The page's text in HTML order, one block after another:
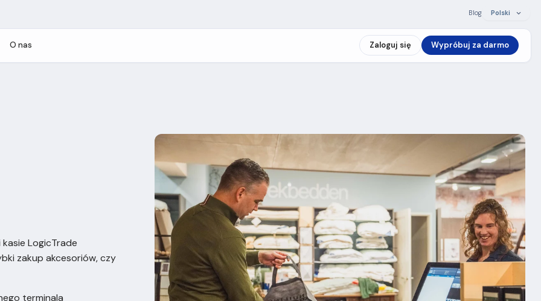
Blog Polski
O nas Zaloguj się Wypróbuj za darmo
LogicTrade
zakup akcesoriów, czy
terminala